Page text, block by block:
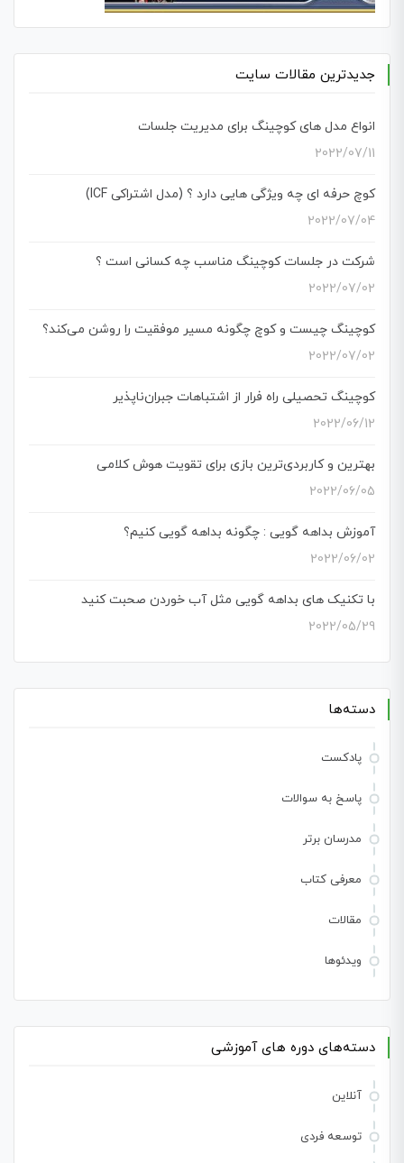
جدیدترین مقالات سایت
انواع مدل های کوچینگ برای مدیریت جلسات
2022/07/11
کوچ حرفه ای چه ویژگی هایی دارد ؟ (مدل اشتراکی ICF)
2022/07/04
شرکت در جلسات کوچینگ مناسب چه کسانی است ؟
2022/07/02
کوچینگ چیست و کوچ چگونه مسیر موفقیت را روشن می‌کند؟
2022/07/02
کوچینگ تحصیلی راه فرار از اشتباهات جبران‌ناپذیر
2022/06/12
بهترین و کاربردی‌ترین بازی برای تقویت هوش کلامی
2022/06/05
آموزش بداهه گویی : چگونه بداهه گویی کنیم؟
2022/06/02
با تکنیک های بداهه گویی مثل آب خوردن صحبت کنید
2022/05/29
دسته‌ها
پادکست
پاسخ به سوالات
مدرسان برتر
معرفی کتاب
مقالات
ویدئوها
دسته‌های دوره های آموزشی
آنلاین
توسعه فردی